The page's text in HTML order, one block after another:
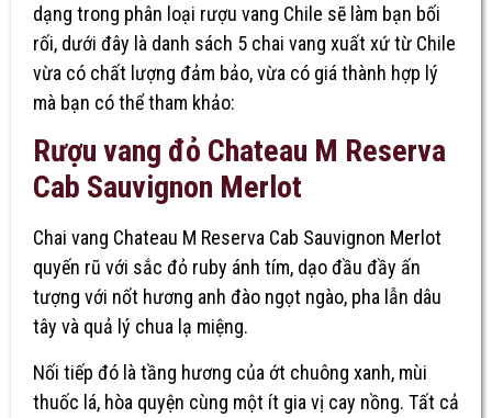
dạng trong phân loại rượu vang Chile sẽ làm bạn bối
rối, dưới đây là danh sách 5 chai vang xuất xứ từ Chile
vừa có chất lượng đảm bảo, vừa có giá thành hợp lý
mà bạn có thể tham khảo:
Rượu vang đỏ Chateau M Reserva
Cab Sauvignon Merlot
Chai vang Chateau M Reserva Cab Sauvignon Merlot
quyến rũ với sắc đỏ ruby ánh tím, dạo đầu đầy ấn
tượng với nốt hương anh đào ngọt ngào, pha lẫn dâu
tây và quả lý chua lạ miệng.
Nối tiếp đó là tầng hương của ớt chuông xanh, mùi
thuốc lá, hòa quyện cùng một ít gia vị cay nồng. Tất cả